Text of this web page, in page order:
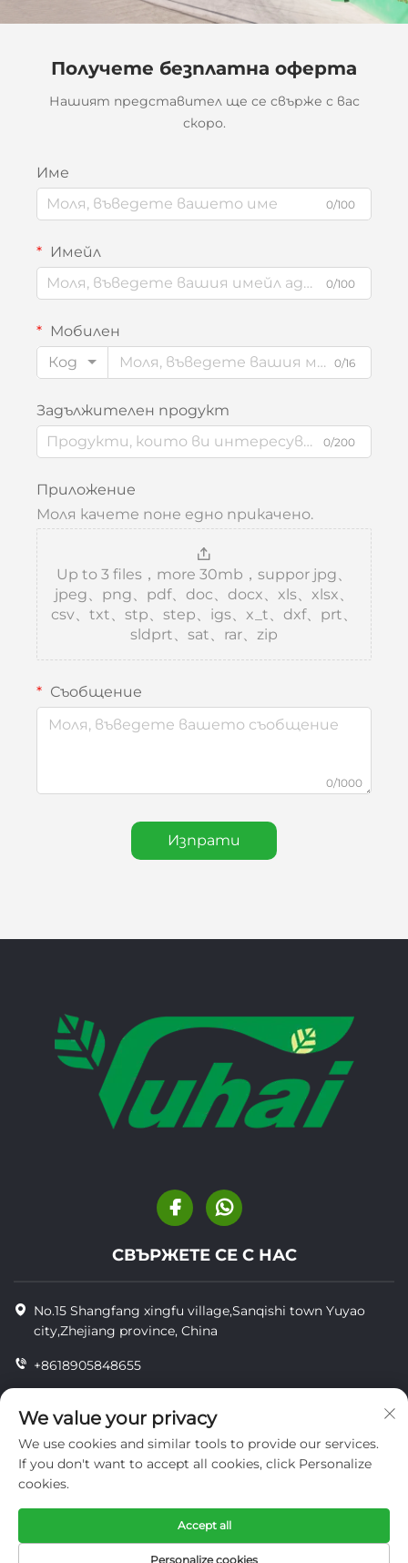
Получете безплатна оферта
Нашият представител ще се свърже с вас
скоро.
Име
0/100
Имейл
0/100
Мобилен
Код
0/16
Задължителен продукт
0/200
Приложение
Моля качете поне едно прикачено.
Up to 3 files，more 30mb，suppor jpg、
jpeg、png、pdf、doc、docx、xls、xlsx、
csv、txt、stp、step、igs、x_t、dxf、prt、
sldprt、sat、rar、zip
Съобщение
0/1000
Изпрати
СВЪРЖЕТЕ СЕ С НАС
No.15 Shangfang xingfu village,Sanqishi town Yuyao
city,Zhejiang province, China
+8618905848655
[email protected]
поверителност
We value your privacy
We use cookies and similar tools to provide our services.
If you don't want to accept all cookies, click Personalize
cookies.
Personalize cookies
Accept all